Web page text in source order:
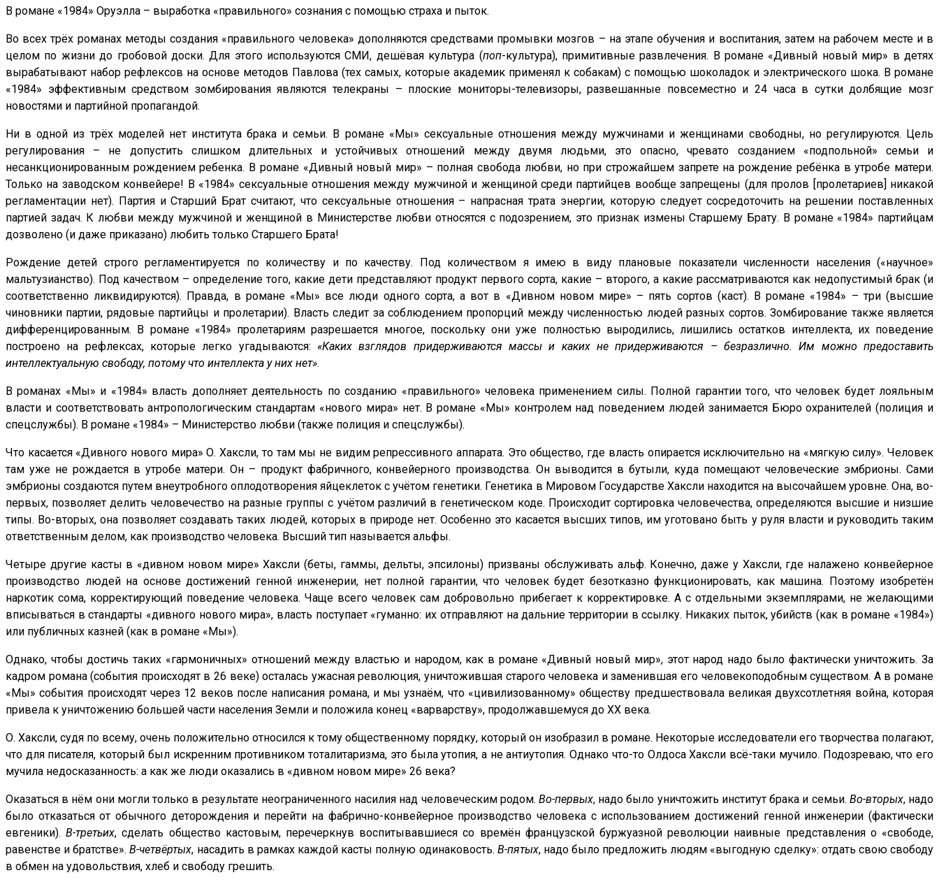
В романе «1984» Оруэлла – выработка «правильного» сознания с помощью страха и пыток.
Во всех трёх романах методы создания «правильного человека» дополняются средствами промывки мозгов – на этапе обучения и воспитания, затем на рабочем месте и в
целом по жизни до гробовой доски. Для этого используются СМИ, дешёвая культура (поп-культура), примитивные развлечения. В романе «Дивный новый мир» в детях
вырабатывают набор рефлексов на основе методов Павлова (тех самых, которые академик применял к собакам) с помощью шоколадок и электрического шока. В романе
«1984» эффективным средством зомбирования являются телекраны – плоские мониторы-телевизоры, развешанные повсеместно и 24 часа в сутки долбящие мозг
новостями и партийной пропагандой.
Ни в одной из трёх моделей нет института брака и семьи. В романе «Мы» сексуальные отношения между мужчинами и женщинами свободны, но регулируются. Цель
регулирования – не допустить слишком длительных и устойчивых отношений между двумя людьми, это опасно, чревато созданием «подпольной» семьи и
несанкционированным рождением ребенка. В романе «Дивный новый мир» – полная свобода любви, но при строжайшем запрете на рождение ребёнка в утробе матери.
Только на заводском конвейере! В «1984» сексуальные отношения между мужчиной и женщиной среди партийцев вообще запрещены (для пролов [пролетариев] никакой
регламентации нет). Партия и Старший Брат считают, что сексуальные отношения – напрасная трата энергии, которую следует сосредоточить на решении поставленных
партией задач. К любви между мужчиной и женщиной в Министерстве любви относятся с подозрением, это признак измены Старшему Брату. В романе «1984» партийцам
дозволено (и даже приказано) любить только Старшего Брата!
Рождение детей строго регламентируется по количеству и по качеству. Под количеством я имею в виду плановые показатели численности населения («научное»
мальтузианство). Под качеством – определение того, какие дети представляют продукт первого сорта, какие – второго, а какие рассматриваются как недопустимый брак (и
соответственно ликвидируются). Правда, в романе «Мы» все люди одного сорта, а вот в «Дивном новом мире» – пять сортов (каст). В романе «1984» – три (высшие
чиновники партии, рядовые партийцы и пролетарии). Власть следит за соблюдением пропорций между численностью людей разных сортов. Зомбирование также является
дифференцированным. В романе «1984» пролетариям разрешается многое, поскольку они уже полностью выродились, лишились остатков интеллекта, их поведение
построено на рефлексах, которые легко угадываются: «Каких взглядов придерживаются массы и каких не придерживаются – безразлично. Им можно предоставить
интеллектуальную свободу, потому что интеллекта у них нет».
В романах «Мы» и «1984» власть дополняет деятельность по созданию «правильного» человека применением силы. Полной гарантии того, что человек будет лояльным
власти и соответствовать антропологическим стандартам «нового мира» нет. В романе «Мы» контролем над поведением людей занимается Бюро охранителей (полиция и
спецслужбы). В романе «1984» – Министерство любви (также полиция и спецслужбы).
Что касается «Дивного нового мира» О. Хаксли, то там мы не видим репрессивного аппарата. Это общество, где власть опирается исключительно на «мягкую силу». Человек
там уже не рождается в утробе матери. Он – продукт фабричного, конвейерного производства. Он выводится в бутыли, куда помещают человеческие эмбрионы. Сами
эмбрионы создаются путем внеутробного оплодотворения яйцеклеток с учётом генетики. Генетика в Мировом Государстве Хаксли находится на высочайшем уровне. Она, во-
первых, позволяет делить человечество на разные группы с учётом различий в генетическом коде. Происходит сортировка человечества, определяются высшие и низшие
типы. Во-вторых, она позволяет создавать таких людей, которых в природе нет. Особенно это касается высших типов, им уготовано быть у руля власти и руководить таким
ответственным делом, как производство человека. Высший тип называется альфы.
Четыре другие касты в «дивном новом мире» Хаксли (беты, гаммы, дельты, эпсилоны) призваны обслуживать альф. Конечно, даже у Хаксли, где налажено конвейерное
производство людей на основе достижений генной инженерии, нет полной гарантии, что человек будет безотказно функционировать, как машина. Поэтому изобретён
наркотик сома, корректирующий поведение человека. Чаще всего человек сам добровольно прибегает к корректировке. А с отдельными экземплярами, не желающими
вписываться в стандарты «дивного нового мира», власть поступает «гуманно: их отправляют на дальние территории в ссылку. Никаких пыток, убийств (как в романе «1984»)
или публичных казней (как в романе «Мы»).
Однако, чтобы достичь таких «гармоничных» отношений между властью и народом, как в романе «Дивный новый мир», этот народ надо было фактически уничтожить. За
кадром романа (события происходят в 26 веке) осталась ужасная революция, уничтожившая старого человека и заменившая его человекоподобным существом. А в романе
«Мы» события происходят через 12 веков после написания романа, и мы узнаём, что «цивилизованному» обществу предшествовала великая двухсотлетняя война, которая
привела к уничтожению большей части населения Земли и положила конец «варварству», продолжавшемуся до ХХ века.
О. Хаксли, судя по всему, очень положительно относился к тому общественному порядку, который он изобразил в романе. Некоторые исследователи его творчества полагают,
что для писателя, который был искренним противником тоталитаризма, это была утопия, а не антиутопия. Однако что-то Олдоса Хаксли всё-таки мучило. Подозреваю, что его
мучила недосказанность: а как же люди оказались в «дивном новом мире» 26 века?
Оказаться в нём они могли только в результате неограниченного насилия над человеческим родом. Во-первых, надо было уничтожить институт брака и семьи. Во-вторых, надо
было отказаться от обычного деторождения и перейти на фабрично-конвейерное производство человека с использованием достижений генной инженерии (фактически
евгеники).В-третьих, сделать общество кастовым, перечеркнув воспитывавшиеся со времён французской буржуазной революции наивные представления о «свободе,
равенстве и братстве».В-четвёртых, насадить в рамках каждой касты полную одинаковость. В-пятых, надо было предложить людям «выгодную сделку»: отдать свою свободу
в обмен на удовольствия, хлеб и свободу грешить.